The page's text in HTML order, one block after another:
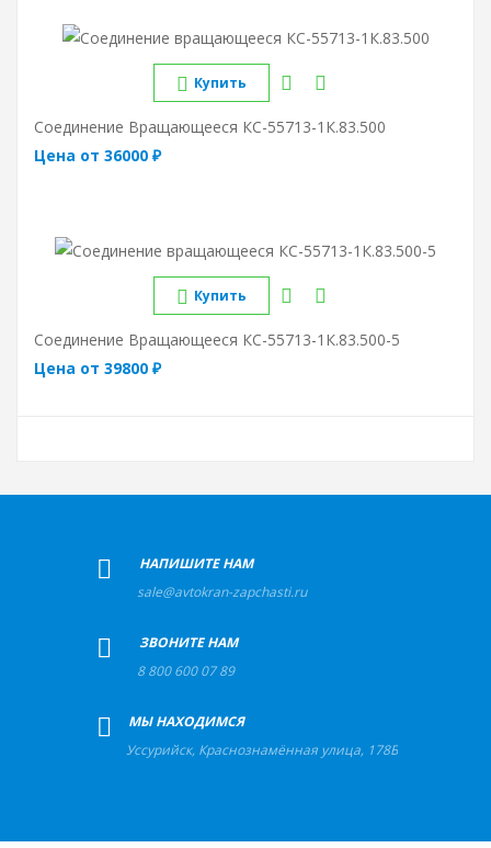
Купить
Соединение Вращающееся КС-55713-1К.83.500
Цена от 36000 ₽
Купить
Соединение Вращающееся КС-55713-1К.83.500-5
Цена от 39800 ₽
НАПИШИТЕ НАМ
sale@avtokran-zapchasti.ru
ЗВОНИТЕ НАМ
8 800 600 07 89
МЫ НАХОДИМСЯ
Уссурийск, Краснознамённая улица, 178Б